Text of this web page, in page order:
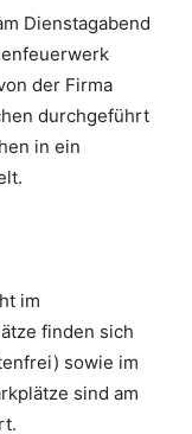
Dienstagabend
der Firma
durchgeführt
in ein
im
finden sich
sowie im
sind am